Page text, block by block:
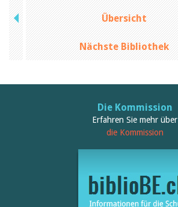
Übersicht
Nächste Bibliothek
Die Kommission
Erfahren Sie mehr über
die Kommission